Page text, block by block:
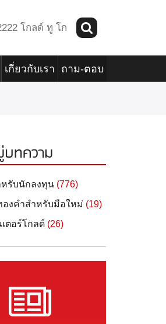
โกลด์ ทู โก
เกี่ยวกับเรา ถาม-ตอบ
ทความ
รับนักลงทุน (776)
งคำสำหรับมือใหม่ (19)
ตอร์โกลด์ (26)